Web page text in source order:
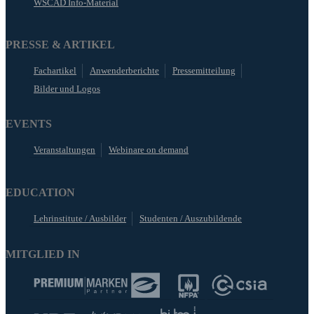
WSCAD Info-Material
PRESSE & ARTIKEL
Fachartikel Anwenderberichte
Pressemitteilung
Bilder und Logos
EVENTS
Veranstaltungen Webinare on demand
EDUCATION
Lehrinstitute / Ausbilder Studenten / Auszubildende
MITGLIED IN